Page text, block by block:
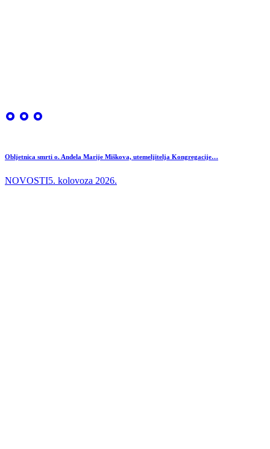
Obljetnica smrti o. Anđela Marije Miškova, utemeljitelja Kongregacije…
NOVOSTI5. kolovoza 2026.